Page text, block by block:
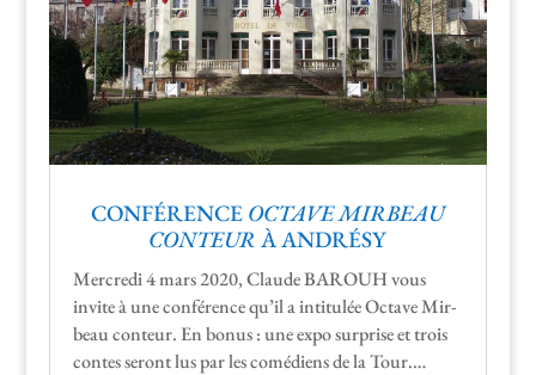
CONFÉRENCE OCTAVE MIRBEAU
CONTEUR À ANDRÉSY
Mer­cre­di 4 mars 2020, Claude BAROUH vous
invite à une con­férence qu’il a inti­t­ulée Octave Mir­
beau con­teur. En bonus : une expo sur­prise et trois
con­tes seront lus par les comé­di­ens de la Tour.…